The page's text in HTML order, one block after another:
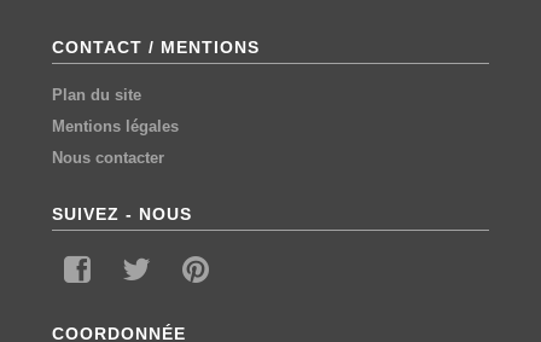
CONTACT / MENTIONS
Plan du site
Mentions légales
Nous contacter
SUIVEZ - NOUS
COORDONNÉE